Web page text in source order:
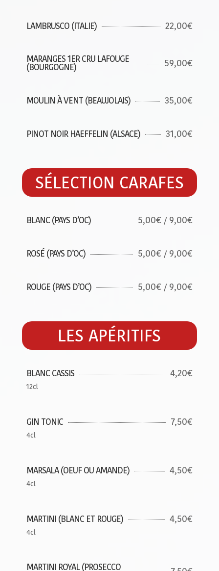
LAMBRUSCO (ITALIE) 22,00€
MARANGES 1ER CRU LAFOUGE
(BOURGOGNE) 59,00€
MOULIN À VENT (BEAUJOLAIS) 35,00€
PINOT NOIR HAEFFELIN (ALSACE) 31,00€
SÉLECTION CARAFES
BLANC (PAYS D’OC) 5,00€ / 9,00€
ROSÉ (PAYS D’OC) 5,00€ / 9,00€
ROUGE (PAYS D’OC) 5,00€ / 9,00€
LES APÉRITIFS
BLANC CASSIS 4,20€
12cl
GIN TONIC 7,50€
4cl
MARSALA (OEUF OU AMANDE) 4,50€
4cl
MARTINI (BLANC ET ROUGE) 4,50€
4cl
MARTINI ROYAL (PROSECCO